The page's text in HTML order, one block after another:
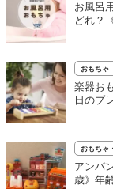
お風呂
どれ？
おもちゃ
楽器お
日のプ
おもちゃ
アンパ
歳》年